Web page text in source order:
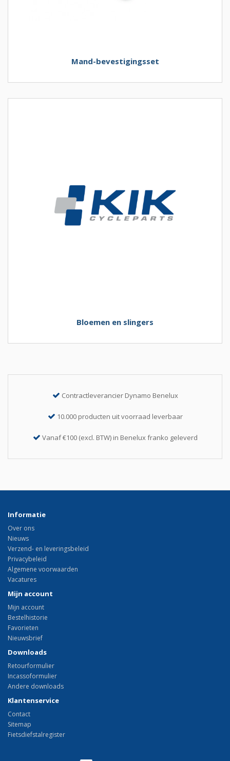
Mand-bevestigingsset
Bloemen en slingers
Contractleverancier Dynamo Benelux
10.000 producten uit voorraad leverbaar
Vanaf €100 (excl. BTW) in Benelux franko geleverd
Informatie
Over ons
Nieuws
Verzend- en leveringsbeleid
Privacybeleid
Algemene voorwaarden
Vacatures
Mijn account
Mijn account
Bestelhistorie
Favorieten
Nieuwsbrief
Downloads
Retourformulier
Incassoformulier
Andere downloads
Klantenservice
Contact
Sitemap
Fietsdiefstalregister